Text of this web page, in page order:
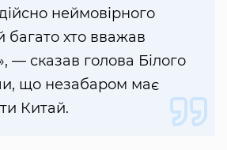
неймовірного
багато хто вважав
— сказав голова Білого
що незабаром має
Китай.